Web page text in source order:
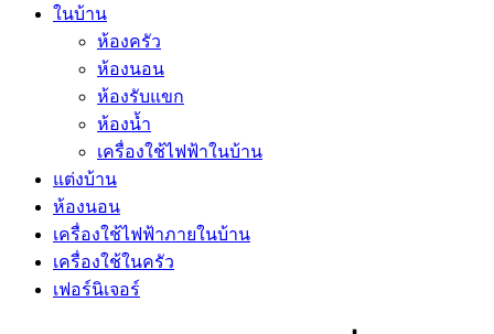
ในบ้าน
ห้องครัว
ห้องนอน
ห้องรับแขก
ห้องน้ำ
เครื่องใช้ไฟฟ้าในบ้าน
แต่งบ้าน
ห้องนอน
เครื่องใช้ไฟฟ้าภายในบ้าน
เครื่องใช้ในครัว
เฟอร์นิเจอร์